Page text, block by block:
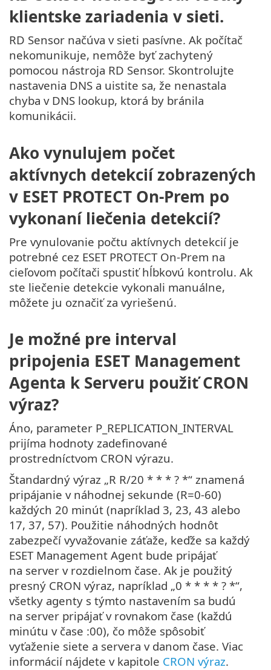
klientske zariadenia v sieti.
RD Sensor načúva v sieti pasívne. Ak počítač
nekomunikuje, nemôže byť zachytený
pomocou nástroja RD Sensor. Skontrolujte
nastavenia DNS a uistite sa, že nenastala
chyba v DNS lookup, ktorá by bránila
komunikácii.
Ako vynulujem počet
aktívnych detekcií zobrazených
v ESET PROTECT On-Prem po
vykonaní liečenia detekcií?
Pre vynulovanie počtu aktívnych detekcií je
potrebné cez ESET PROTECT On-Prem na
cieľovom počítači spustiť hĺbkovú kontrolu. Ak
ste liečenie detekcie vykonali manuálne,
môžete ju označiť za vyriešenú.
Je možné pre interval
pripojenia ESET Management
Agenta k Serveru použiť CRON
výraz?
Áno, parameter P_REPLICATION_INTERVAL
prijíma hodnoty zadefinované
prostredníctvom CRON výrazu.
Štandardný výraz „R R/20 * * * ? *“ znamená
pripájanie v náhodnej sekunde (R=0-60)
každých 20 minút (napríklad 3, 23, 43 alebo
17, 37, 57). Použitie náhodných hodnôt
zabezpečí vyvažovanie záťaže, keďže sa každý
ESET Management Agent bude pripájať
na server v rozdielnom čase. Ak je použitý
presný CRON výraz, napríklad „0 * * * * ? *“,
všetky agenty s týmto nastavením sa budú
na server pripájať v rovnakom čase (každú
minútu v čase :00), čo môže spôsobiť
vyťaženie siete a servera v danom čase. Viac
informácií nájdete v kapitole CRON výraz.